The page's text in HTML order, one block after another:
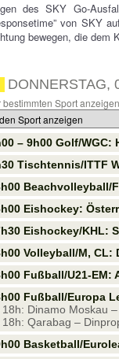
des SKY Go-
von SKY
bewegen, die dem
DONNERSTAG,
bestimmten Sport anzeigen
– 9h00 Golf/WGC:
Tischtennis/ITTF
Beachvolleyball/
Eishockey:
Eishockey/KHL:
Volleyball/M,
Fußball/U21-EM:
Fußball/Europa
Dinamo Moskau –
Qarabag –
Basketball/